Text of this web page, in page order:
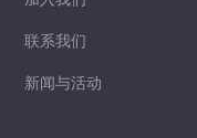
联系我们
新闻与活动